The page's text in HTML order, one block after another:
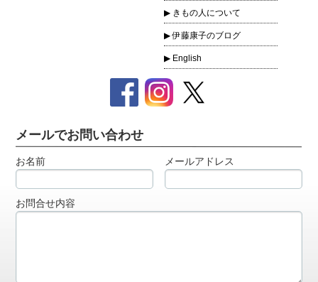
きもの人について
伊藤康子のブログ
English
メールでお問い合わせ
お名前 メールアドレス
お問合せ内容